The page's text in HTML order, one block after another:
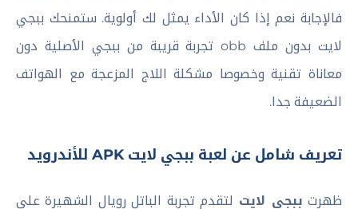
فالإجابة نعم إذا كان الأداء يمثل لك أولوية. ستمنحك ببجي
لايت بدون ملف obb تجربة قريبة من ببجي الأصلية دون
معاناة تقنية وخصوصا مشكلة اللاج المزعجة مع الهواتف
الضعيفة جدا.
تعريف شامل عن لعبة ببجي لايت APK للأندرويد
ظهرت ببجي لايت لتقدم تجربة الباتل رويال الشهيرة على